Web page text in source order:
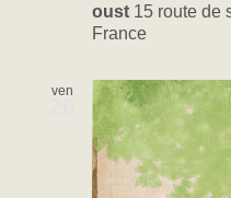
oust 15 route de
France
ven